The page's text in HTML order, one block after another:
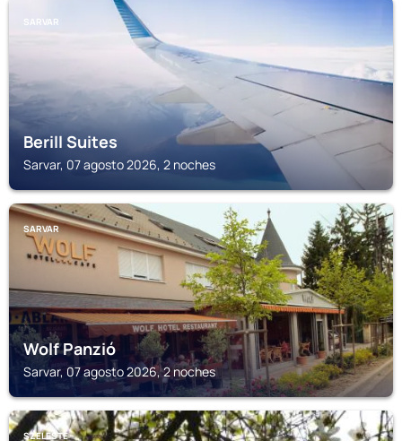
SARVAR
Berill Suites
Sarvar, 07 agosto 2026, 2 noches
SARVAR
Wolf Panzió
Sarvar, 07 agosto 2026, 2 noches
SZELESTE